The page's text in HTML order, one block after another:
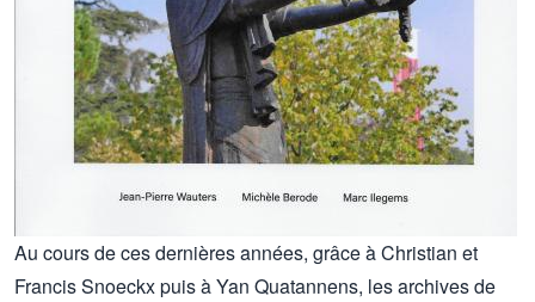
Au cours de ces dernières années, grâce à Christian et
Francis Snoeckx puis à Yan Quatannens, les archives de